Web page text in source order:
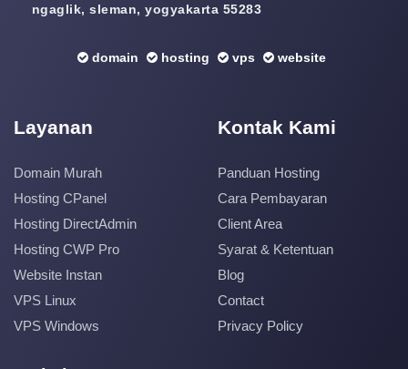
ngaglik, sleman, yogyakarta 55283
domain hosting vps website
Layanan
Domain Murah
Hosting CPanel
Hosting DirectAdmin
Hosting CWP Pro
Website Instan
VPS Linux
VPS Windows
Kontak Kami
Panduan Hosting
Cara Pembayaran
Client Area
Syarat & Ketentuan
Blog
Contact
Privacy Policy